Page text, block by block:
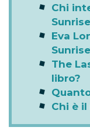
Chi
Eva
The
libro?
Chi è